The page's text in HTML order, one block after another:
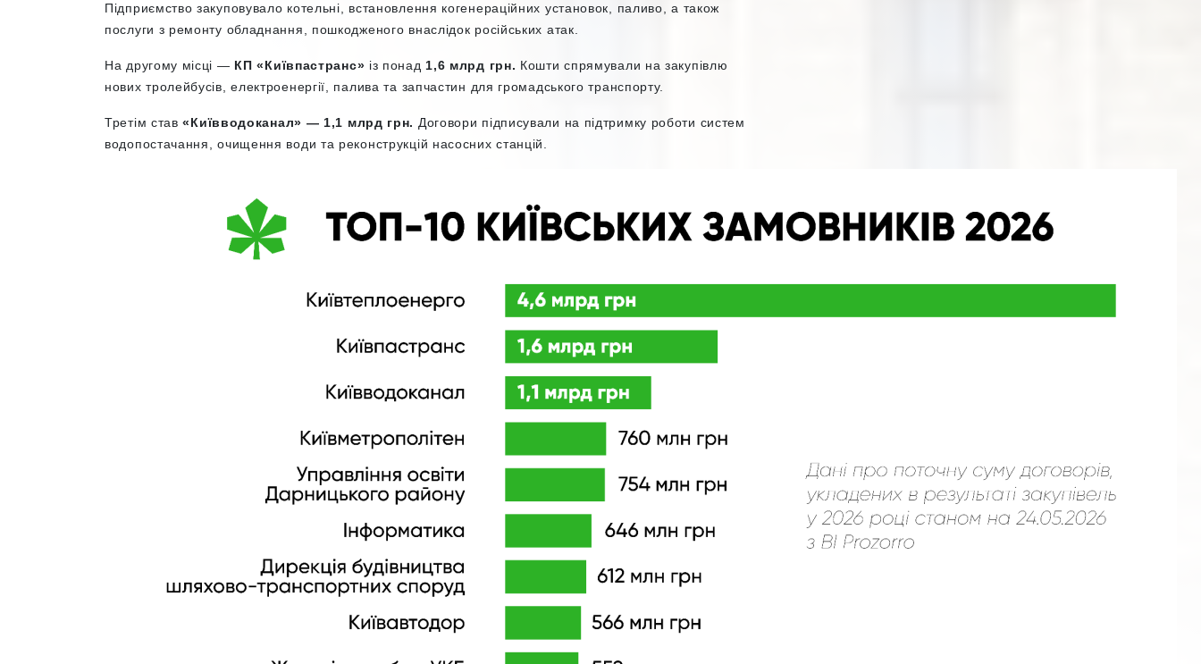
Підприємство закуповувало котельні, встановлення когенераційних установок, паливо, а також
послуги з ремонту обладнання, пошкодженого внаслідок російських атак.
На другому місці — КП «Київпастранс» із понад 1,6 млрд грн. Кошти спрямували на закупівлю
нових тролейбусів, електроенергії, палива та запчастин для громадського транспорту.
Третім став«Київводоканал» — 1,1 млрд грн. Договори підписували на підтримку роботи систем
водопостачання, очищення води та реконструкцій насосних станцій.